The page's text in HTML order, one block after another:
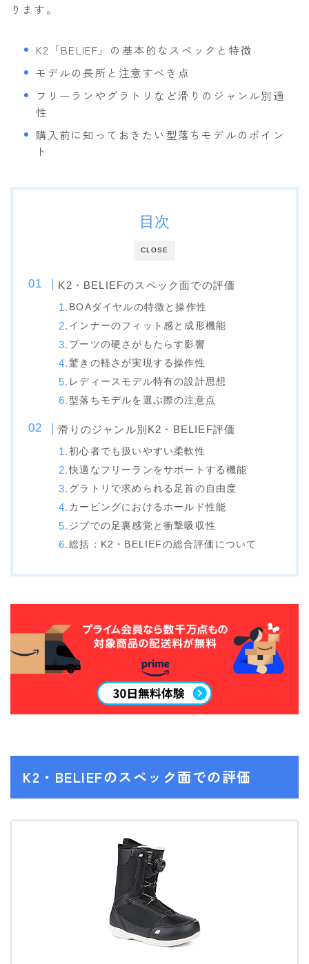
FIX
FLUX
K2
NIDECKER
NITRO
RIDE
YONEX
BURTON
DC shoes
DEELUXE
FLUX
HEAD
NITRO
NORTHWAVE
RIDE
ゴーグル
anon.
DRAGON
OAKLEY
AA HARDWEAR
ります。
K2「BELIEF」の基本的なスペックと特徴
モデルの長所と注意すべき点
フリーランやグラトリなど滑りのジャンル別適
性
購入前に知っておきたい型落ちモデルのポイン
ト
CLOSE
目次
K2・BELIEFのスペック面での評価
BOAダイヤルの特徴と操作性
インナーのフィット感と成形機能
ブーツの硬さがもたらす影響
驚きの軽さが実現する操作性
レディースモデル特有の設計思想
型落ちモデルを選ぶ際の注意点
滑りのジャンル別K2・BELIEF評価
初心者でも扱いやすい柔軟性
快適なフリーランをサポートする機能
グラトリで求められる足首の自由度
カービングにおけるホールド性能
ジブでの足裏感覚と衝撃吸収性
総括：K2・BELIEFの総合評価について
K2・BELIEFのスペック面での評価